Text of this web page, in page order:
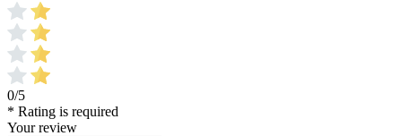
0/5
* Rating is required
Your review